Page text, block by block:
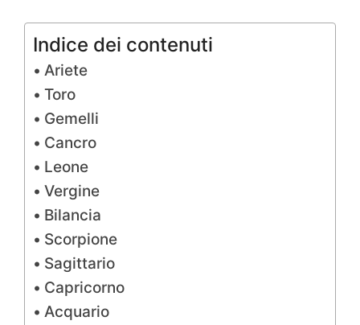
Indice dei contenuti
Ariete
Toro
Gemelli
Cancro
Leone
Vergine
Bilancia
Scorpione
Sagittario
Capricorno
Acquario